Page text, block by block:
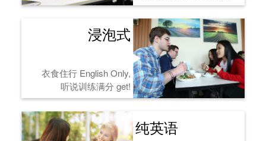
浸泡式
衣食住行 English Only,
听说训练满分 get!
纯英语